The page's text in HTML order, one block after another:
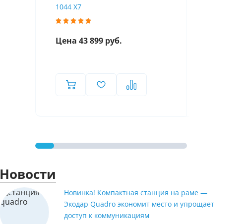
1044 X7
Цена 43 899 руб.
Новости
Новинка! Компактная станция на раме —
Экодар Quadro экономит место и упрощает
доступ к коммуникациям